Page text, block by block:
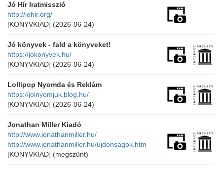
Jó Hír Iratmisszió
http://johir.org/
[KONYVKIAD] (2026-06-24)
Jó könyvek - fald a könyveket!
https://jokonyvek.hu/
[KONYVKIAD] (2026-06-24)
Lollipop Nyomda és Reklám
https://jolnyomjuk.blog.hu/
[KONYVKIAD] (2026-06-24)
Jonathan Miller Kiadó
http://www.jonathanmiller.hu/
http://www.jonathanmiller.hu/ujdonsagok.htm
[KONYVKIAD] (megszűnt)